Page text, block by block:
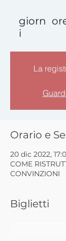
giorn
i
La
Orario e
20 dic 2022,
COME
CONVINZIONI
Biglietti